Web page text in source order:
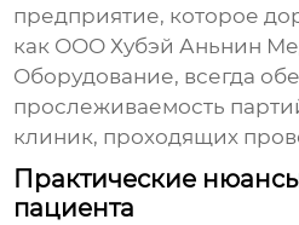
предприятие, которое
как ООО Хубэй Аньнин
Оборудование, всегда
прослеживаемость
клиник, проходящих
Практические
пациента